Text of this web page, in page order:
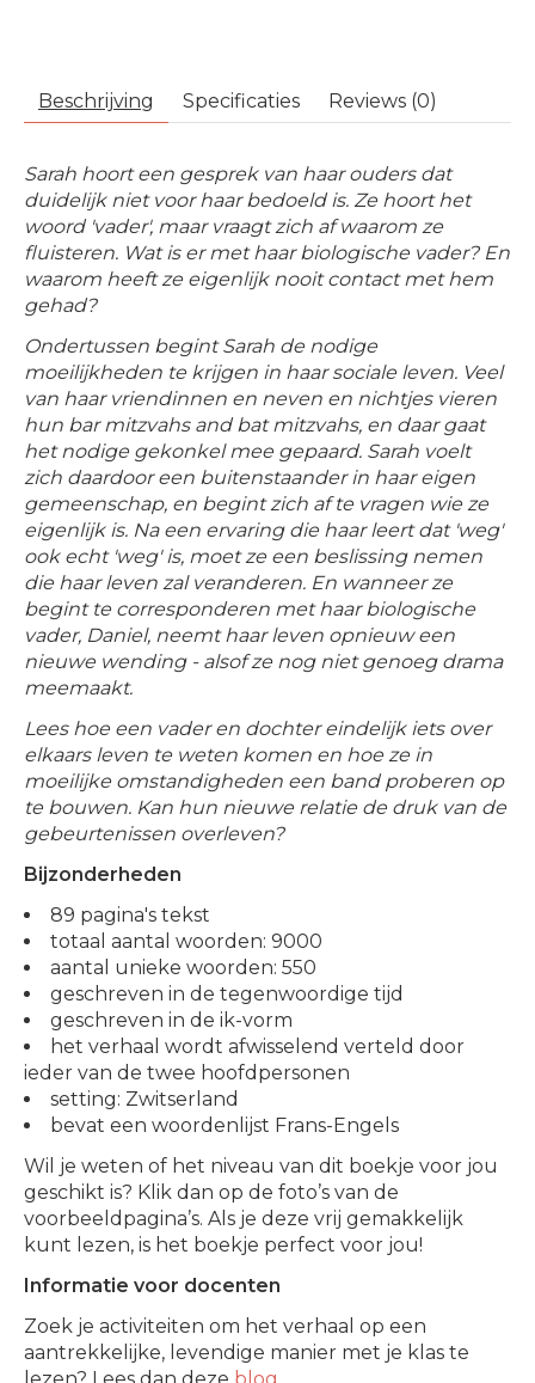
Beschrijving Specificaties Reviews (0)
Sarah hoort een gesprek van haar ouders dat
duidelijk niet voor haar bedoeld is. Ze hoort het
woord 'vader', maar vraagt zich af waarom ze
fluisteren. Wat is er met haar biologische vader? En
waarom heeft ze eigenlijk nooit contact met hem
gehad?
Ondertussen begint Sarah de nodige
moeilijkheden te krijgen in haar sociale leven. Veel
van haar vriendinnen en neven en nichtjes vieren
hun bar mitzvahs and bat mitzvahs, en daar gaat
het nodige gekonkel mee gepaard. Sarah voelt
zich daardoor een buitenstaander in haar eigen
gemeenschap, en begint zich af te vragen wie ze
eigenlijk is. Na een ervaring die haar leert dat 'weg'
ook echt 'weg' is, moet ze een beslissing nemen
die haar leven zal veranderen. En wanneer ze
begint te corresponderen met haar biologische
vader, Daniel, neemt haar leven opnieuw een
nieuwe wending - alsof ze nog niet genoeg drama
meemaakt.
Lees hoe een vader en dochter eindelijk iets over
elkaars leven te weten komen en hoe ze in
moeilijke omstandigheden een band proberen op
te bouwen. Kan hun nieuwe relatie de druk van de
gebeurtenissen overleven?
Bijzonderheden
89 pagina's tekst
totaal aantal woorden: 9000
aantal unieke woorden: 550
geschreven in de tegenwoordige tijd
geschreven in de ik-vorm
het verhaal wordt afwisselend verteld door
ieder van de twee hoofdpersonen
setting: Zwitserland
bevat een woordenlijst Frans-Engels
Wil je weten of het niveau van dit boekje voor jou
geschikt is? Klik dan op de foto’s van de
voorbeeldpagina’s. Als je deze vrij gemakkelijk
kunt lezen, is het boekje perfect voor jou!
Informatie voor docenten
Zoek je activiteiten om het verhaal op een
aantrekkelijke, levendige manier met je klas te